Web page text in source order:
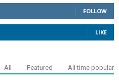
FOLLOW
LIKE
All Featured All time popular